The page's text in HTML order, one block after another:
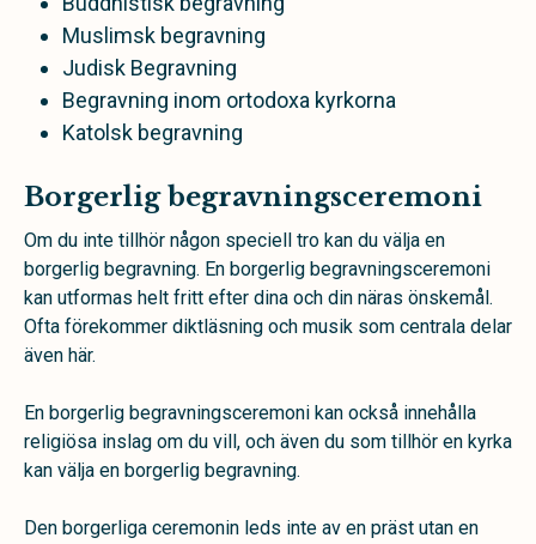
Muslimsk begravning
Judisk Begravning
Begravning inom ortodoxa kyrkorna
Katolsk begravning
Borgerlig begravningsceremoni
Om du inte tillhör någon speciell tro kan du välja en
borgerlig begravning. En borgerlig begravningsceremoni
kan utformas helt fritt efter dina och din näras önskemål.
Ofta förekommer diktläsning och musik som centrala delar
även här.
En borgerlig begravningsceremoni kan också innehålla
religiösa inslag om du vill, och även du som tillhör en kyrka
kan välja en borgerlig begravning.
Den borgerliga ceremonin leds inte av en präst utan en